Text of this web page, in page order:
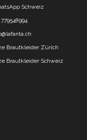
Schweiz
779548994
Brautkleider Zürich
Brautkleider Schweiz